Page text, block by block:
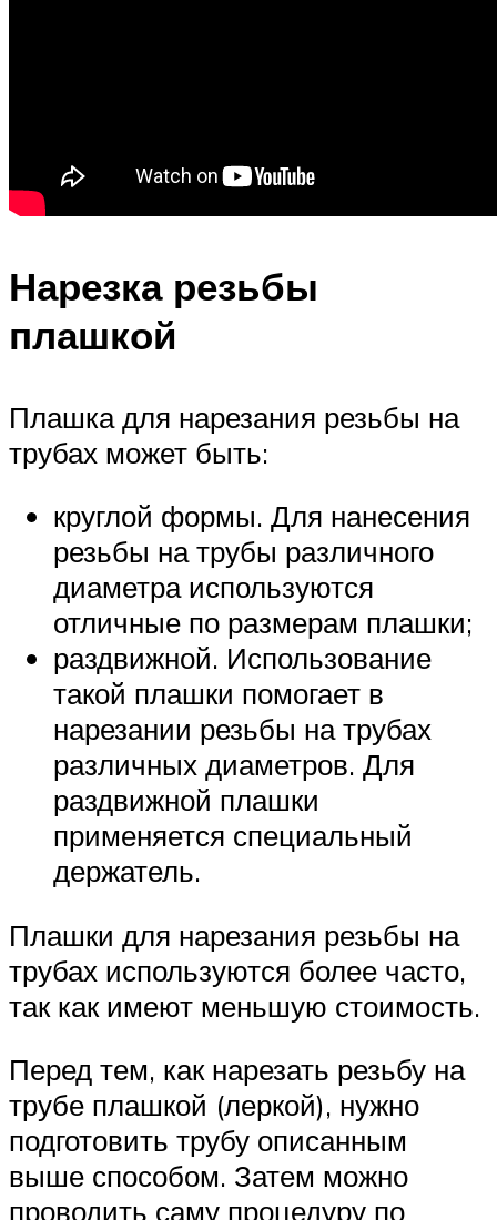
Нарезка резьбы
плашкой
Плашка для нарезания резьбы на
трубах может быть:
круглой формы. Для нанесения
резьбы на трубы различного
диаметра используются
отличные по размерам плашки;
раздвижной. Использование
такой плашки помогает в
нарезании резьбы на трубах
различных диаметров. Для
раздвижной плашки
применяется специальный
держатель.
Плашки для нарезания резьбы на
трубах используются более часто,
так как имеют меньшую стоимость.
Перед тем, как нарезать резьбу на
трубе плашкой (леркой), нужно
подготовить трубу описанным
выше способом. Затем можно
проводить саму процедуру по